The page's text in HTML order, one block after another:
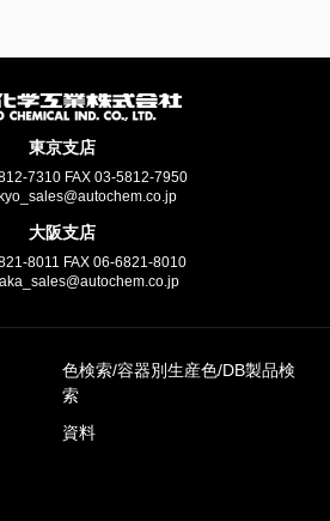
東京支店
7310FAX 03-5812-7950
大阪支店
8011 FAX 06-6821-8010
色検索/容器別生産色/DB製品検
索
資料